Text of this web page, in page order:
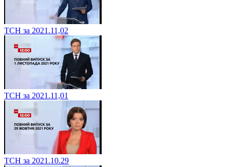
ТСН за 2021.11,02
ТСН за 2021.11,01
ТСН за 2021.10.29